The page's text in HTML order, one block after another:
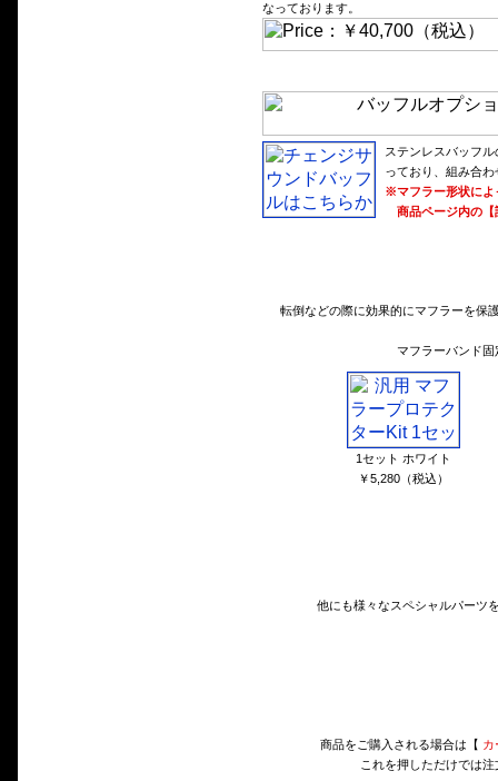
なっております。
ステンレスバッフ
っており、組み合
※マフラー形状によ
商品ページ内の【
転倒などの際に効果的にマフラーを保
マフラーバンド
1セット ホワイト
￥5,280（税込）
他にも様々なスペシャルパーツ
商品をご購入される場合は【 カ
これを押しただけでは